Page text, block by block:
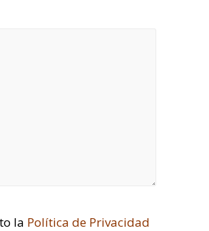
la Política de Privacidad